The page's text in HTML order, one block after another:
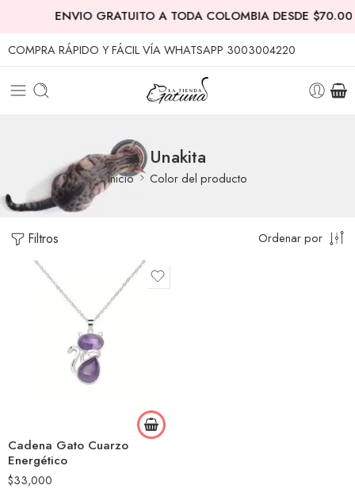
ENVIO GRATUITO A TODA COLOMBIA DESDE $70.000
COMPRA RÁPIDO Y FÁCIL VÍA WHATSAPP 3003004220
Unakita
Inicio Color del producto
Filtros Ordenar por
Cadena Gato Cuarzo
Energético
$33,000